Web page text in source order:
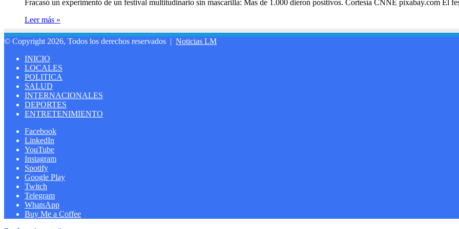
Fracasó un experimento de un festival multitudinario sin mascarilla: Mas de 1.000 dieron positivos. Cortesía CNNE pixabay.com El
Leer más »
© Copyright 2026, Todos los derechos reservados | Noticias LM
INICIO
LOCALES
POLITICA
SALUD
INTERNACIONALES
DEPORTES
ENTRETENIMIENTO
Facebook
LinkedIn
YouTube
Instagram
Spotify
Google Play
Twitch
Telegram
WhatsApp
Buy Me a Coffee